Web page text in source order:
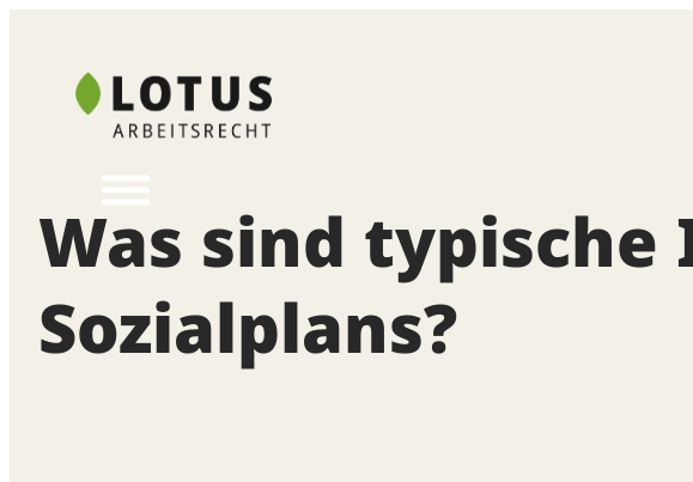
springen
Was sind
Sozialplans?